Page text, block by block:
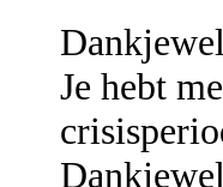
Je hebt